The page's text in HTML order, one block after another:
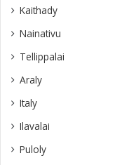
Kaithady
Nainativu
Tellippalai
Araly
Italy
Ilavalai
Puloly